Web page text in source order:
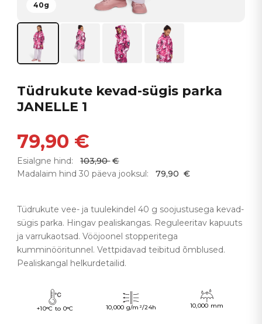
40g
Tüdrukute kevad-sügis parka
JANELLE 1
79,90 €
Esialgne hind: 103,90 €
Madalaim hind 30 päeva jooksul:
79,90 €
Tüdrukute vee- ja tuulekindel 40 g soojustusega kevad-
sügis parka. Hingav pealiskangas. Reguleeritav kapuuts
ja varrukaotsad. Vööjoonel stopperitega
kumminööritunnel. Vettpidavad teibitud õmblused.
Pealiskangal helkurdetailid.
+10°C to 0°C 10,000 g/m²/24h 10,000 mm